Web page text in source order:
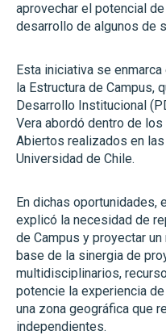
aprovechar el potencial
desarrollo de algunos de
Esta iniciativa se
la Estructura de Campus,
Desarrollo Institucional
Vera abordó dentro de
Abiertos realizados en
Universidad de Chile.
En dichas oportunidades,
explicó la necesidad de
de Campus y proyectar
base de la sinergia de
multidisciplinarios,
potencie la experiencia
una zona geográfica que
independientes.